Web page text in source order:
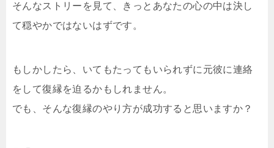
そんなストリーを見て、きっとあなたの心の中は決し
て穏やかではないはずです。
もしかしたら、いてもたってもいられずに元彼に連絡
をして復縁を迫るかもしれません。
でも、そんな復縁のやり方が成功すると思いますか？